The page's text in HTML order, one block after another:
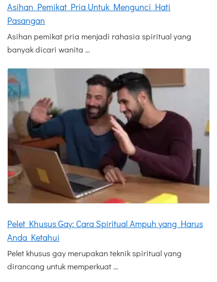
Asihan Pemikat Pria Untuk Mengunci Hati
Pasangan
Asihan pemikat pria menjadi rahasia spiritual yang
banyak dicari wanita …
Pelet Khusus Gay: Cara Spiritual Ampuh yang Harus
Anda Ketahui
Pelet khusus gay merupakan teknik spiritual yang
dirancang untuk memperkuat …